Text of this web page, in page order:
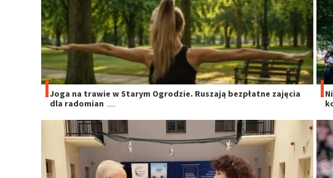
Joga na trawie w Starym Ogrodzie. Ruszają bezpłatne zajęcia
dla radomian